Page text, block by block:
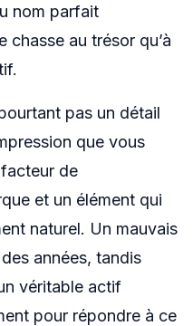
nom parfait
chasse au trésor qu’à
pas un détail
que vous
de
et un élément qui
naturel. Un mauvais
années, tandis
véritable actif
pour répondre à ce